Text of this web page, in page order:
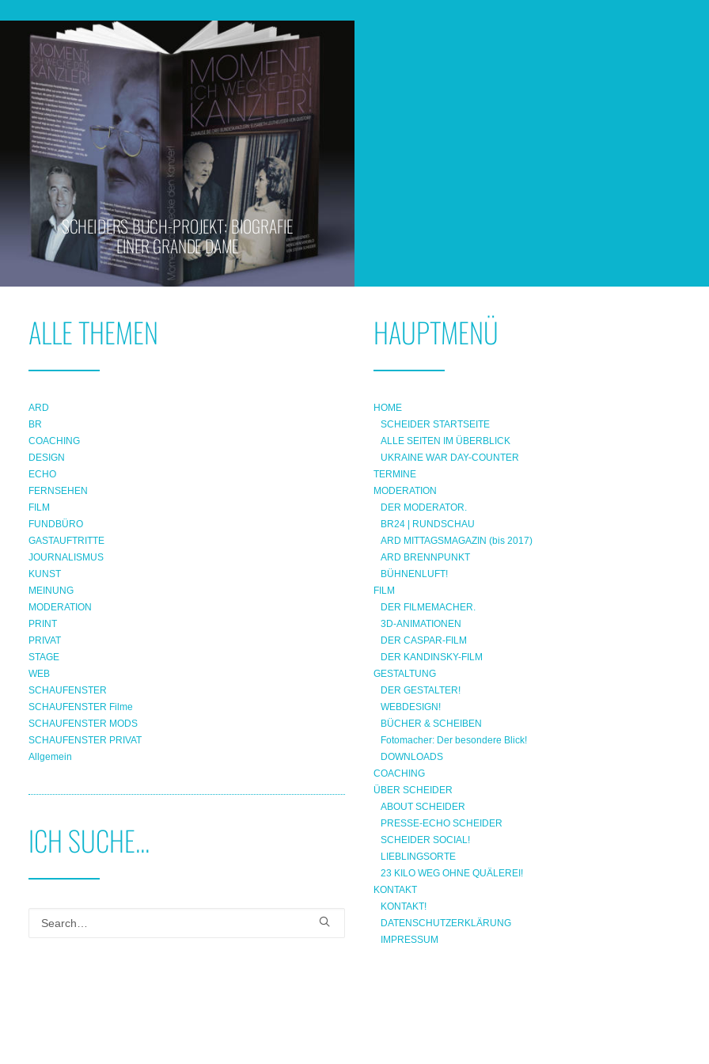
SCHEIDERS BUCH-PROJEKT: BIOGRAFIE
EINER GRANDE DAME
ALLE THEMEN
ARD
BR
COACHING
DESIGN
ECHO
FERNSEHEN
FILM
FUNDBÜRO
GASTAUFTRITTE
JOURNALISMUS
KUNST
MEINUNG
MODERATION
PRINT
PRIVAT
STAGE
WEB
SCHAUFENSTER
SCHAUFENSTER Filme
SCHAUFENSTER MODS
SCHAUFENSTER PRIVAT
Allgemein
ICH SUCHE...
HAUPTMENÜ
HOME
SCHEIDER STARTSEITE
ALLE SEITEN IM ÜBERBLICK
UKRAINE WAR DAY-COUNTER
TERMINE
MODERATION
DER MODERATOR.
BR24 | RUNDSCHAU
ARD MITTAGSMAGAZIN (bis 2017)
ARD BRENNPUNKT
BÜHNENLUFT!
FILM
DER FILMEMACHER.
3D-ANIMATIONEN
DER CASPAR-FILM
DER KANDINSKY-FILM
GESTALTUNG
DER GESTALTER!
WEBDESIGN!
BÜCHER & SCHEIBEN
Fotomacher: Der besondere Blick!
DOWNLOADS
COACHING
ÜBER SCHEIDER
ABOUT SCHEIDER
PRESSE-ECHO SCHEIDER
SCHEIDER SOCIAL!
LIEBLINGSORTE
23 KILO WEG OHNE QUÄLEREI!
KONTAKT
KONTAKT!
DATENSCHUTZERKLÄRUNG
IMPRESSUM